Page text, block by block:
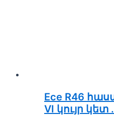
Ece R46
VI կույր կետ